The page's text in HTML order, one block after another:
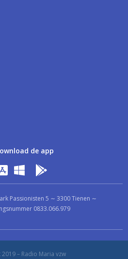
de app
Passionisten 5 ∼ 3300 Tienen ∼
0833.066.979
– Radio Maria vzw